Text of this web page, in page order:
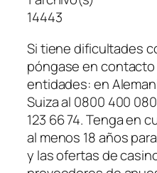
14443
Si tiene dificultades
póngase en
entidades: en
Suiza al 0800 400
123 66 74. Tenga en
al menos 18 años
y las ofertas de